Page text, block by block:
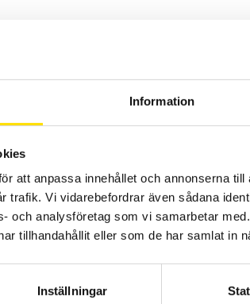
Information
att anpassa innehållet och annonserna
trafik. Vi vidarebefordrar även sådana
och analysföretag som vi samarbetar
tillhandahållit eller som de har samlat in
Inställningar
Cookies Klagomål
AB
35
183 62 Täby
08-50 52